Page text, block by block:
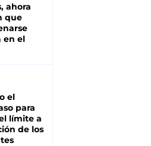
ahora
que
en el
el
para
límite a
de los